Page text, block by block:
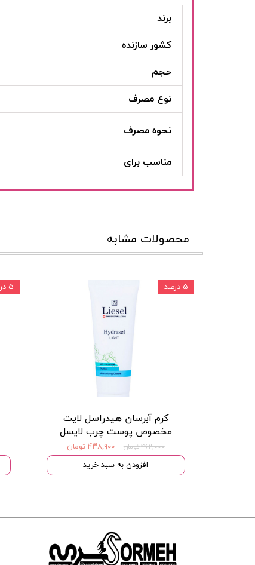
برند
کشور سازنده
حجم
نوع مصرف
نحوه مصرف
مناسب برای
محصولات مشابه
کرم آبرسان هیدراسل لایت
مخصوص پوست چرب لایسل
۴۶۲,۰۰۰ تومان
۴۳۸,۹۰۰ تومان
افزودن به سبد خرید
۵ درصد ۵ درصد